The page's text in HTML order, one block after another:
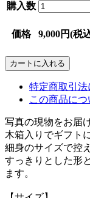
購入数
価格 9,000円(税
特定商取引法
この商品に
写真の現物をお届
木箱入りでギフト
細身のサイズで控
すっきりとした形
ます。